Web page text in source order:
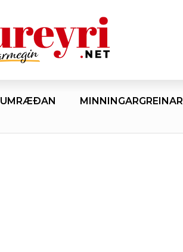
UMRÆÐAN MINNINGARGREINAR